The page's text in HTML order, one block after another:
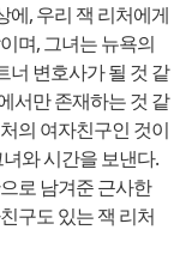
에, 우리 잭 리처에게
며, 그녀는 뉴욕의
너 변호사가 될 것 같
서만 존재하는 것 같
의 여자친구인 것이
와 시간을 보낸다.
로 남겨준 근사한
구도 있는 잭 리처